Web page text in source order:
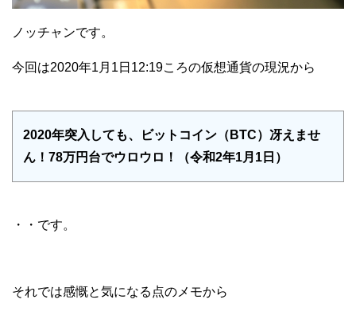
ノッチャンです。
今回は2020年1月1日12:19ころの仮想通貨の現況から
2020年突入しても、ビットコイン（BTC）冴えませ
ん！78万円台でウロウロ！（令和2年1月1日）
・・です。
それでは感慨と気になる点のメモから